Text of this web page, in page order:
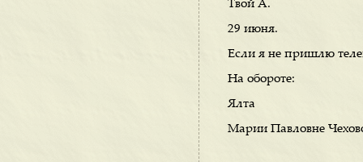
Твой А.
29 июня.
Если я не пришлю
На обороте:
Ялта
Марии Павловне